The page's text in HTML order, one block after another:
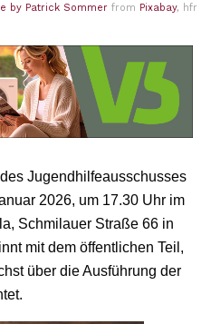
by Patrick Sommer from Pixabay, hfr
Jugendhilfeausschusses
2026, um 17.30 Uhr im
Schmilauer Straße 66 in
mit dem öffentlichen Teil,
über die Ausführung der